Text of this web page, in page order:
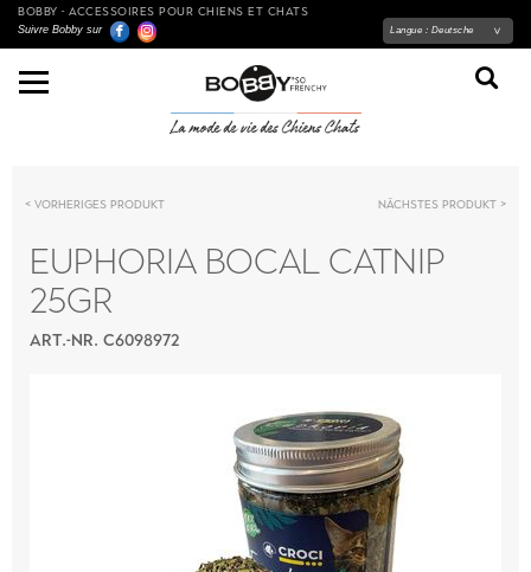
BOBBY - ACCESSOIRES POUR CHIENS ET CHATS
Suivre Bobby sur Langue : Deutsche
Vorheriges Produkt Nächstes Produkt
EUPHORIA BOCAL CATNIP
25GR
ART.-NR. C6098972